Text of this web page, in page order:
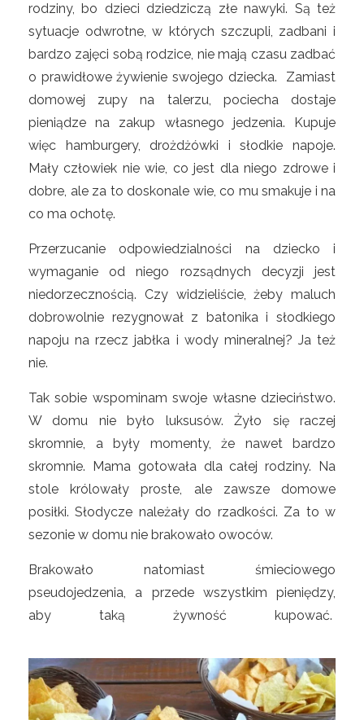
rodziny, bo dzieci dziedziczą złe nawyki. Są też
sytuacje odwrotne, w których szczupli, zadbani i
bardzo zajęci sobą rodzice, nie mają czasu zadbać
o prawidłowe żywienie swojego dziecka. Zamiast
domowej zupy na talerzu, pociecha dostaje
pieniądze na zakup własnego jedzenia. Kupuje
więc hamburgery, drożdżówki i słodkie napoje.
Mały człowiek nie wie, co jest dla niego zdrowe i
dobre, ale za to doskonale wie, co mu smakuje i na
co ma ochotę.
Przerzucanie odpowiedzialności na dziecko i
wymaganie od niego rozsądnych decyzji jest
niedorzecznością. Czy widzieliście, żeby maluch
dobrowolnie rezygnował z batonika i słodkiego
napoju na rzecz jabłka i wody mineralnej? Ja też
nie.
Tak sobie wspominam swoje własne dzieciństwo.
W domu nie było luksusów. Żyło się raczej
skromnie, a były momenty, że nawet bardzo
skromnie. Mama gotowała dla całej rodziny. Na
stole królowały proste, ale zawsze domowe
posiłki. Słodycze należały do rzadkości. Za to w
sezonie w domu nie brakowało owoców.
Brakowało natomiast śmieciowego
pseudojedzenia, a przede wszystkim pieniędzy,
aby taką żywność kupować.